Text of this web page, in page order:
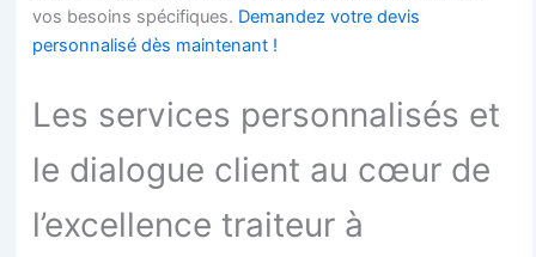
vos besoins spécifiques. Demandez votre devis
personnalisé dès maintenant !
Les services personnalisés et
le dialogue client au cœur de
l’excellence traiteur à